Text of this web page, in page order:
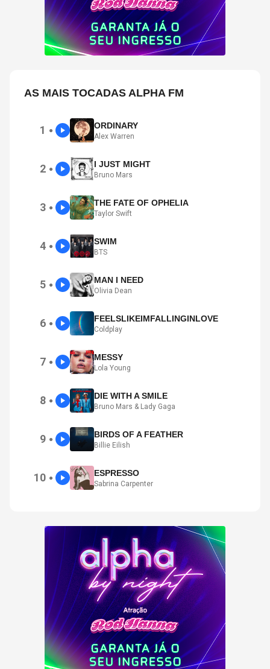
AS MAIS TOCADAS ALPHA FM
1 ● ORDINARY
Alex Warren
2 ● I JUST MIGHT
Bruno Mars
3 ● THE FATE OF OPHELIA
Taylor Swift
4 ● SWIM
BTS
5 ● MAN I NEED
Olivia Dean
6 ● FEELSLIKEIMFALLINGINLOVE
Coldplay
7 ● MESSY
Lola Young
8 ● DIE WITH A SMILE
Bruno Mars & Lady Gaga
9 ● BIRDS OF A FEATHER
Billie Eilish
10 ● ESPRESSO
Sabrina Carpenter